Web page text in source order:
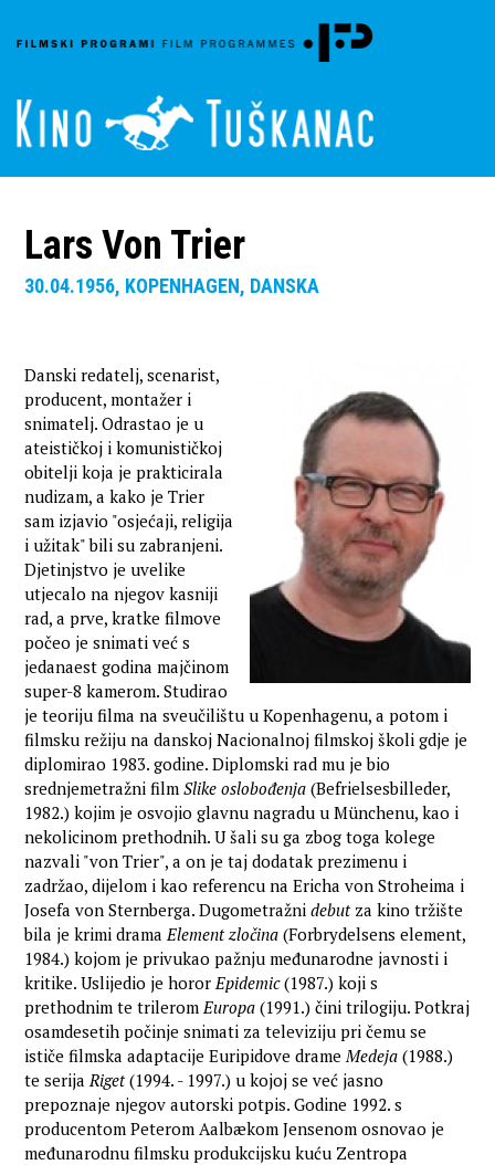
Lars Von Trier
30.04.1956, KOPENHAGEN, DANSKA
Danski redatelj, scenarist,
producent, montažer i
snimatelj. Odrastao je u
ateističkoj i komunističkoj
obitelji koja je prakticirala
nudizam, a kako je Trier
sam izjavio "osjećaji, religija
i užitak" bili su zabranjeni.
Djetinjstvo je uvelike
utjecalo na njegov kasniji
rad, a prve, kratke filmove
počeo je snimati već s
jedanaest godina majčinom
super-8 kamerom. Studirao
je teoriju filma na sveučilištu u Kopenhagenu, a potom i
filmsku režiju na danskoj Nacionalnoj filmskoj školi gdje je
diplomirao 1983. godine. Diplomski rad mu je bio
srednjemetražni filmSlike oslobođenja (Befrielsesbilleder,
1982.) kojim je osvojio glavnu nagradu u Münchenu, kao i
nekolicinom prethodnih. U šali su ga zbog toga kolege
nazvali "von Trier", a on je taj dodatak prezimenu i
zadržao, dijelom i kao referencu na Ericha von Stroheima i
Josefa von Sternberga. Dugometražnidebutza kino tržište
bila je krimi dramaElement zločina (Forbrydelsens element,
1984.) kojom je privukao pažnju međunarodne javnosti i
kritike. Uslijedio je hororEpidemic(1987.) koji s
prethodnim te trileromEuropa (1991.) čini trilogiju. Potkraj
osamdesetih počinje snimati za televiziju pri čemu se
ističe filmska adaptacije Euripidove drameMedeja (1988.)
te serijaRiget(1994. - 1997.) u kojoj se već jasno
prepoznaje njegov autorski potpis. Godine 1992. s
producentom Peterom Aalbækom Jensenom osnovao je
međunarodnu filmsku produkcijsku kuću Zentropa